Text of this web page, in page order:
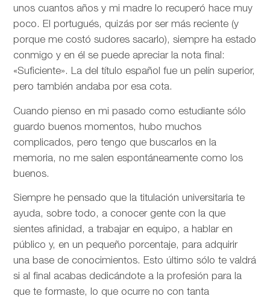
unos cuantos años y mi madre lo recuperó hace muy
poco. El portugués, quizás por ser más reciente (y
porque me costó sudores sacarlo), siempre ha estado
conmigo y en él se puede apreciar la nota final:
«Suficiente». La del título español fue un pelín superior,
pero también andaba por esa cota.
Cuando pienso en mi pasado como estudiante sólo
guardo buenos momentos, hubo muchos
complicados, pero tengo que buscarlos en la
memoria, no me salen espontáneamente como los
buenos.
Siempre he pensado que la titulación universitaria te
ayuda, sobre todo, a conocer gente con la que
sientes afinidad, a trabajar en equipo, a hablar en
público y, en un pequeño porcentaje, para adquirir
una base de conocimientos. Esto último sólo te valdrá
si al final acabas dedicándote a la profesión para la
que te formaste, lo que ocurre no con tanta